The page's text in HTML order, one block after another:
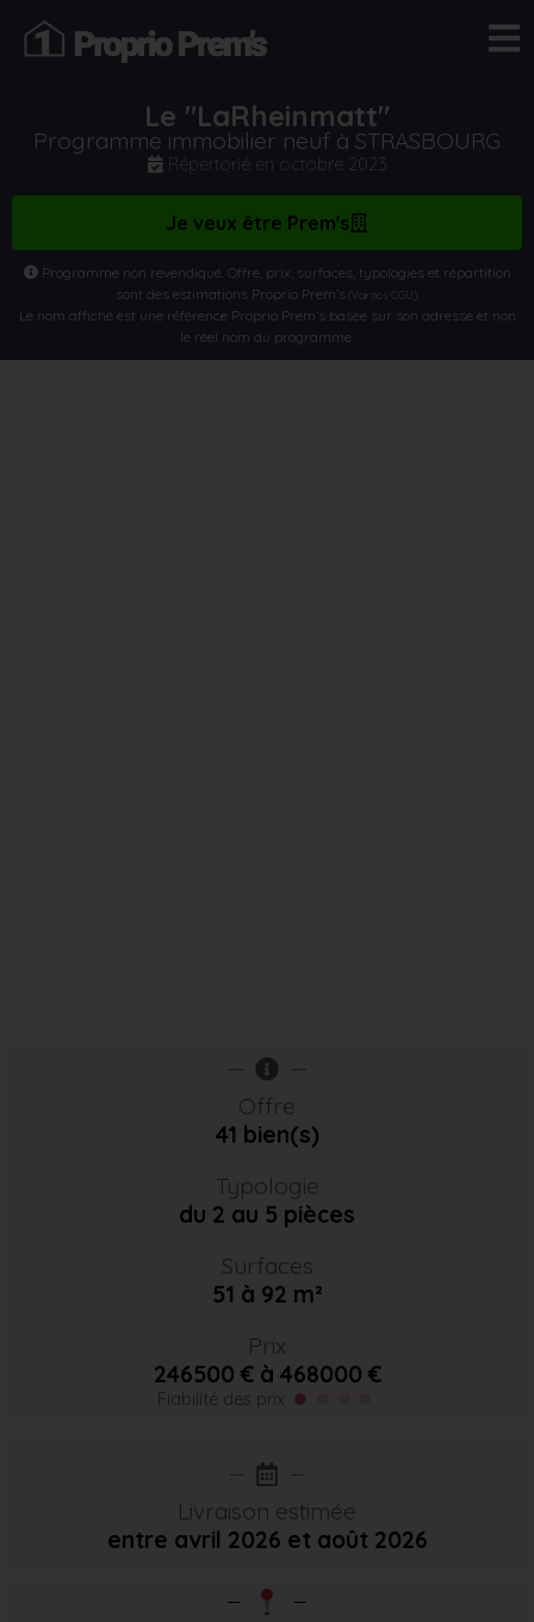
Le "LaRheinmatt"
Programme immobilier neuf à STRASBOURG
Répertorié en octobre 2023
Je veux être Prem's
Programme non revendiqué. Offre, prix, surfaces, typologies et répartition
sont des estimations Proprio Prem’s(Voir nos CGU)
Le nom affiché est une référence Proprio Prem’s basée sur son adresse et non
le réel nom du programme.
Offre
41 bien(s)
Typologie
du 2 au 5 pièces
Surfaces
51 à 92 m²
Prix
246500 € à 468000 €
Fiabilité des prix
Livraison estimée
entre avril 2026 et août 2026